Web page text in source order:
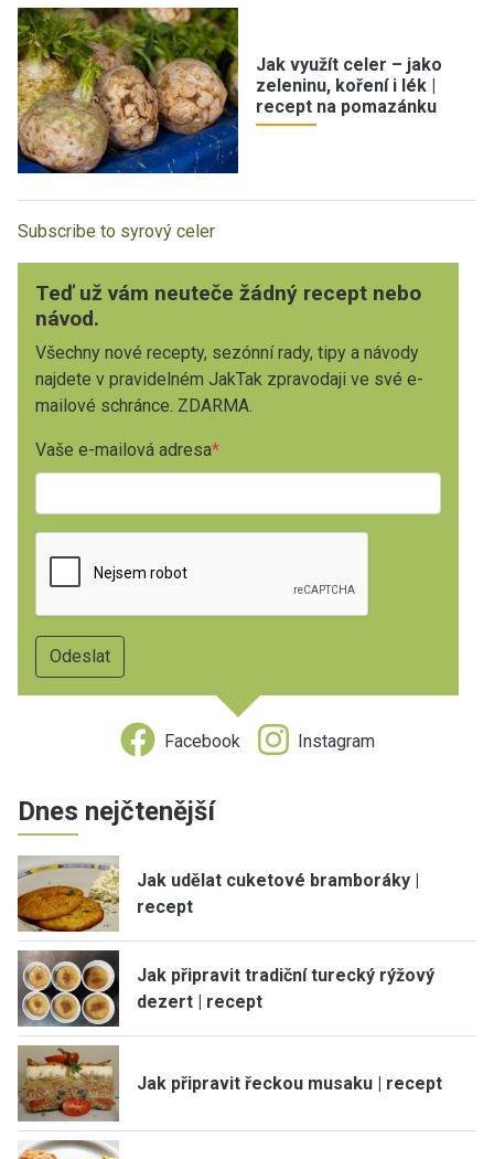
Jak využít celer – jako
zeleninu, koření i lék |
recept na pomazánku
Subscribe to syrový celer
Teď už vám neuteče žádný recept nebo
návod.
Všechny nové recepty, sezónní rady, tipy a návody
najdete v pravidelném JakTak zpravodaji ve své e-
mailové schránce. ZDARMA.
Vaše e-mailová adresa
Facebook Instagram
Dnes nejčtenější
Jak udělat cuketové bramboráky |
recept
Jak připravit tradiční turecký rýžový
dezert | recept
Jak připravit řeckou musaku | recept